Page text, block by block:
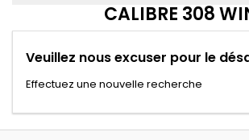
CALIBRE 308
Veuillez nous excuser pour le
Effectuez une nouvelle recherche